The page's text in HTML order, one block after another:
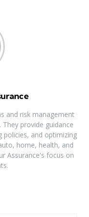
and risk management
provide guidance
policies, and optimizing
home, health, and
Assurance's focus on